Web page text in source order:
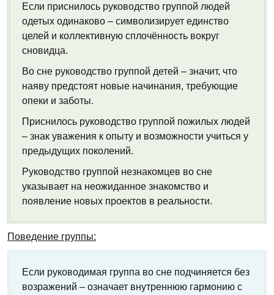
Если приснилось руководство группой людей
одетых одинаково – символизирует единство
целей и коллективную сплочённость вокруг
сновидца.
Во сне руководство группой детей – значит, что
наяву предстоят новые начинания, требующие
опеки и заботы.
Приснилось руководство группой пожилых людей
– знак уважения к опыту и возможности учиться у
предыдущих поколений.
Руководство группой незнакомцев во сне
указывает на неожиданное знакомство и
появление новых проектов в реальности.
Поведение группы:
Если руководимая группа во сне подчиняется без
возражений – означает внутреннюю гармонию с